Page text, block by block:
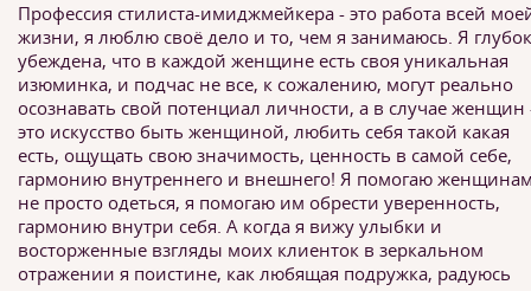
Профессия стилиста-имиджмейкера - это работа всей
жизни, я люблю своё дело и то, чем я занимаюсь. Я
убеждена, что в каждой женщине есть своя уникальная
изюминка, и подчас не все, к сожалению, могут реально
осознавать свой потенциал личности, а в случае женщин
это искусство быть женщиной, любить себя такой какая
есть, ощущать свою значимость, ценность в самой себе,
гармонию внутреннего и внешнего! Я помогаю
не просто одеться, я помогаю им обрести уверенность,
гармонию внутри себя. А когда я вижу улыбки и
восторженные взгляды моих клиенток в зеркальном
отражении я поистине, как любящая подружка, радуюсь